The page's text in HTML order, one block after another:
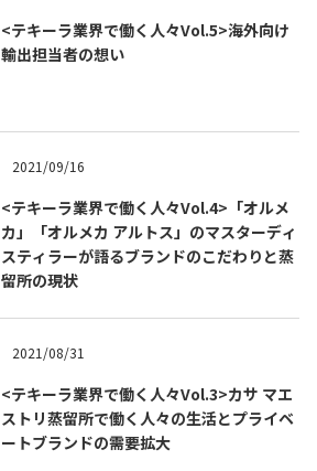
<テキーラ業界で働く人々Vol.5>海外向け
輸出担当者の想い
2021/09/16
<テキーラ業界で働く人々Vol.4>「オルメ
カ」「オルメカ アルトス」のマスターディ
スティラーが語るブランドのこだわりと蒸
留所の現状
2021/08/31
<テキーラ業界で働く人々Vol.3>カサ マエ
ストリ蒸留所で働く人々の生活とプライベ
ートブランドの需要拡大